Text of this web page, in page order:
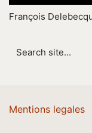
François
for:
Mentions legales